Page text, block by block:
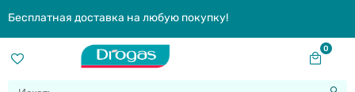
Бесплатная доставка на любую покупку!
0